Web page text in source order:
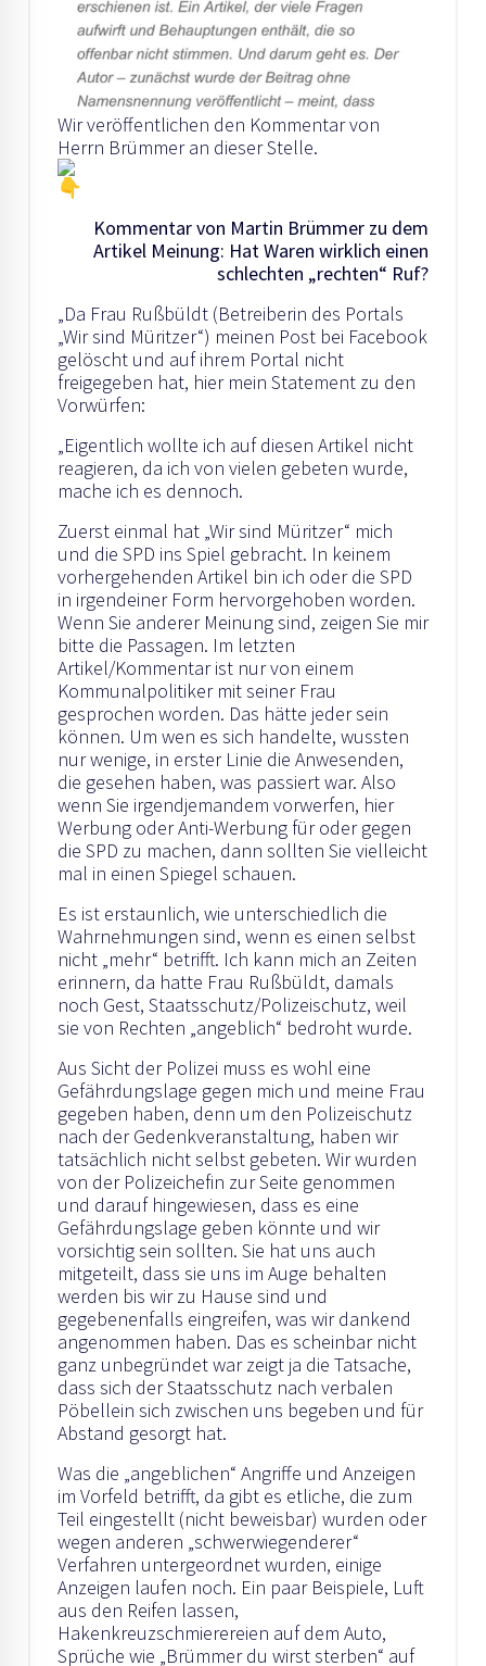
Wir veröffentlichen den Kommentar von
Herrn Brümmer an dieser Stelle.
Kommentar von Martin Brümmer zu dem
Artikel Meinung: Hat Waren wirklich einen
schlechten „rechten“ Ruf?
„Da Frau Rußbüldt (Betreiberin des Portals
„Wir sind Müritzer“) meinen Post bei Facebook
gelöscht und auf ihrem Portal nicht
freigegeben hat, hier mein Statement zu den
Vorwürfen:
„Eigentlich wollte ich auf diesen Artikel nicht
reagieren, da ich von vielen gebeten wurde,
mache ich es dennoch.
Zuerst einmal hat „Wir sind Müritzer“ mich
und die SPD ins Spiel gebracht. In keinem
vorhergehenden Artikel bin ich oder die SPD
in irgendeiner Form hervorgehoben worden.
Wenn Sie anderer Meinung sind, zeigen Sie mir
bitte die Passagen. Im letzten
Artikel/Kommentar ist nur von einem
Kommunalpolitiker mit seiner Frau
gesprochen worden. Das hätte jeder sein
können. Um wen es sich handelte, wussten
nur wenige, in erster Linie die Anwesenden,
die gesehen haben, was passiert war. Also
wenn Sie irgendjemandem vorwerfen, hier
Werbung oder Anti-Werbung für oder gegen
die SPD zu machen, dann sollten Sie vielleicht
mal in einen Spiegel schauen.
Es ist erstaunlich, wie unterschiedlich die
Wahrnehmungen sind, wenn es einen selbst
nicht „mehr“ betrifft. Ich kann mich an Zeiten
erinnern, da hatte Frau Rußbüldt, damals
noch Gest, Staatsschutz/Polizeischutz, weil
sie von Rechten „angeblich“ bedroht wurde.
Aus Sicht der Polizei muss es wohl eine
Gefährdungslage gegen mich und meine Frau
gegeben haben, denn um den Polizeischutz
nach der Gedenkveranstaltung, haben wir
tatsächlich nicht selbst gebeten. Wir wurden
von der Polizeichefin zur Seite genommen
und darauf hingewiesen, dass es eine
Gefährdungslage geben könnte und wir
vorsichtig sein sollten. Sie hat uns auch
mitgeteilt, dass sie uns im Auge behalten
werden bis wir zu Hause sind und
gegebenenfalls eingreifen, was wir dankend
angenommen haben. Das es scheinbar nicht
ganz unbegründet war zeigt ja die Tatsache,
dass sich der Staatsschutz nach verbalen
Pöbellein sich zwischen uns begeben und für
Abstand gesorgt hat.
Was die „angeblichen“ Angriffe und Anzeigen
im Vorfeld betrifft, da gibt es etliche, die zum
Teil eingestellt (nicht beweisbar) wurden oder
wegen anderen „schwerwiegenderer“
Verfahren untergeordnet wurden, einige
Anzeigen laufen noch. Ein paar Beispiele, Luft
aus den Reifen lassen,
Hakenkreuzschmierereien auf dem Auto,
Sprüche wie „Brümmer du wirst sterben“ auf